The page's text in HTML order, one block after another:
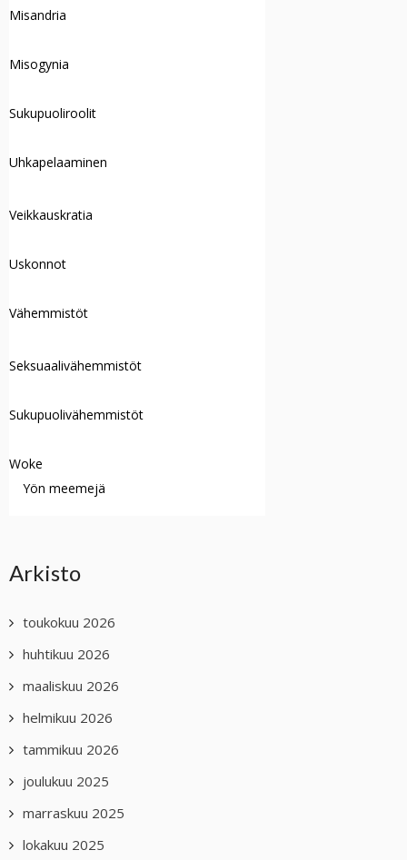
Misandria
Misogynia
Sukupuoliroolit
Uhkapelaaminen
Veikkauskratia
Uskonnot
Vähemmistöt
Seksuaalivähemmistöt
Sukupuolivähemmistöt
Woke
Yön meemejä
Arkisto
toukokuu 2026
huhtikuu 2026
maaliskuu 2026
helmikuu 2026
tammikuu 2026
joulukuu 2025
marraskuu 2025
lokakuu 2025